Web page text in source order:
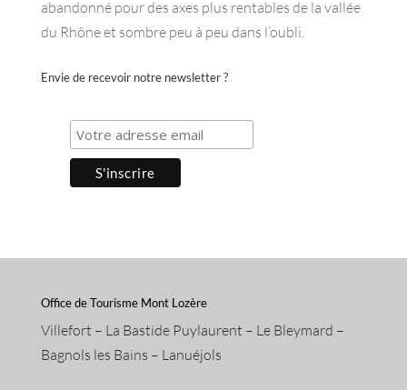
abandonné pour des axes plus rentables de la vallée
du Rhône et sombre peu à peu dans l’oubli.
Envie de recevoir notre newsletter ?
Office de Tourisme Mont Lozère
Villefort – La Bastide Puylaurent – Le Bleymard –
Bagnols les Bains – Lanuéjols